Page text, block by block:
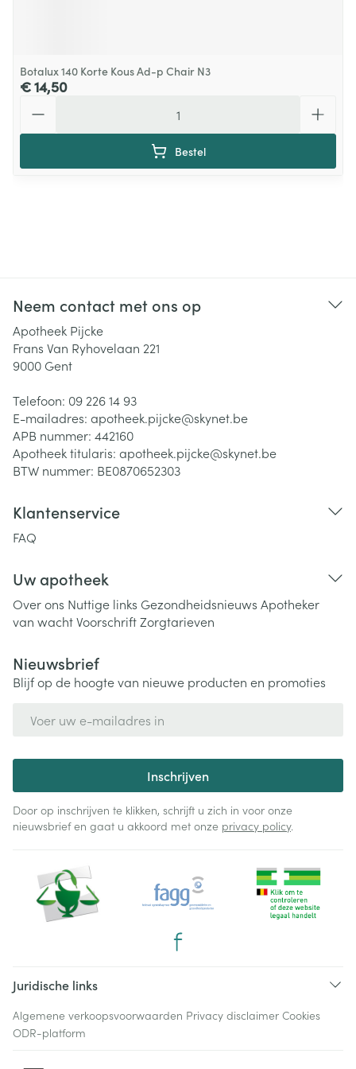
Botalux 140 Korte Kous Ad-p Chair N3
€ 14,50
Bestel
Neem contact met ons op
Apotheek Pijcke
Frans Van Ryhovelaan 221
9000 Gent
Telefoon: 09 226 14 93
E-mailadres: apotheek.pijcke@skynet.be
APB nummer: 442160
Apotheek titularis: apotheek.pijcke@skynet.be
BTW nummer: BE0870652303
Klantenservice
FAQ
Uw apotheek
Over ons Nuttige links Gezondheidsnieuws Apotheker
van wachtVoorschriftZorgtarieven
Nieuwsbrief
Blijf op de hoogte van nieuwe producten en promoties
Inschrijven
Door op inschrijven te klikken, schrijft u zich in voor onze
nieuwsbrief en gaat u akkoord met onze privacy policy.
Juridische links
Algemene verkoopsvoorwaarden Privacy disclaimer Cookies
ODR-platform